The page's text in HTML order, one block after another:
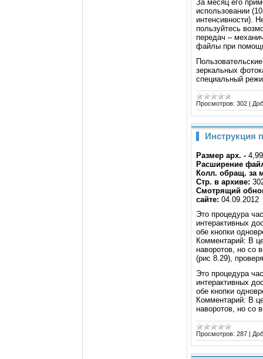
За месяц его
использовании
интенсивности).
пользуйтесь
передач –
файлы при
зеркальных
специальный
Просмотров: 302
Инструкция
Размер арх. -
Расширение
Колл. обращ. за
Стр. в архиве:
Смотрящий
сайте: 04.09.2012
Это процедура
интерактивных
обе кнопки
Комментарий: В
наворотов, но со
(рис 8.29),
Это процедура
интерактивных
обе кнопки
Комментарий: В
наворотов, но со
Просмотров: 287 |